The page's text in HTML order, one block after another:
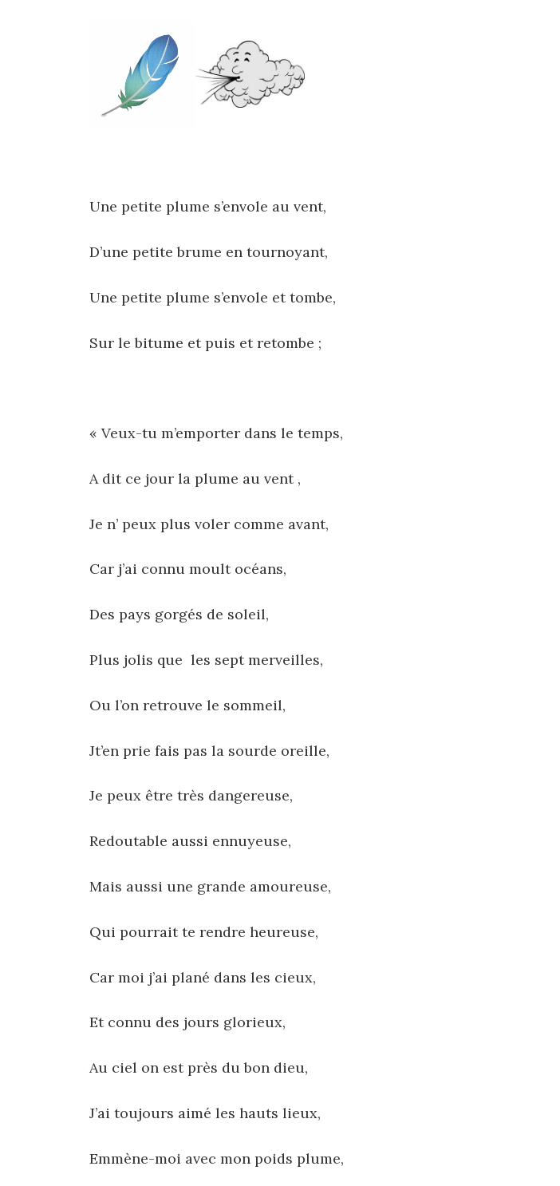
Une petite plume s’envole au vent,
D’une petite brume en tournoyant,
Une petite plume s’envole et tombe,
Sur le bitume et puis et retombe ;
« Veux-tu m’emporter dans le temps,
A dit ce jour la plume au vent ,
Je n’ peux plus voler comme avant,
Car j’ai connu moult océans,
Des pays gorgés de soleil,
Plus jolis que les sept merveilles,
Ou l’on retrouve le sommeil,
Jt’en prie fais pas la sourde oreille,
Je peux être très dangereuse,
Redoutable aussi ennuyeuse,
Mais aussi une grande amoureuse,
Qui pourrait te rendre heureuse,
Car moi j’ai plané dans les cieux,
Et connu des jours glorieux,
Au ciel on est près du bon dieu,
J’ai toujours aimé les hauts lieux,
Emmène-moi avec mon poids plume,